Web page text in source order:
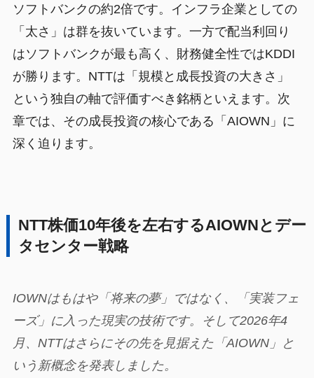
ソフトバンクの約2倍です。インフラ企業としての
「太さ」は群を抜いています。一方で配当利回り
はソフトバンクが最も高く、財務健全性ではKDDI
が勝ります。NTTは「規模と成長投資の大きさ」
という独自の軸で評価すべき銘柄といえます。次
章では、その成長投資の核心である「AIOWN」に
深く迫ります。
NTT株価10年後を左右するAIOWNとデー
タセンター戦略
IOWNはもはや「将来の夢」ではなく、「実装フェ
ーズ」に入った現実の技術です。そして2026年4
月、NTTはさらにその先を見据えた「AIOWN」と
いう新概念を発表しました。